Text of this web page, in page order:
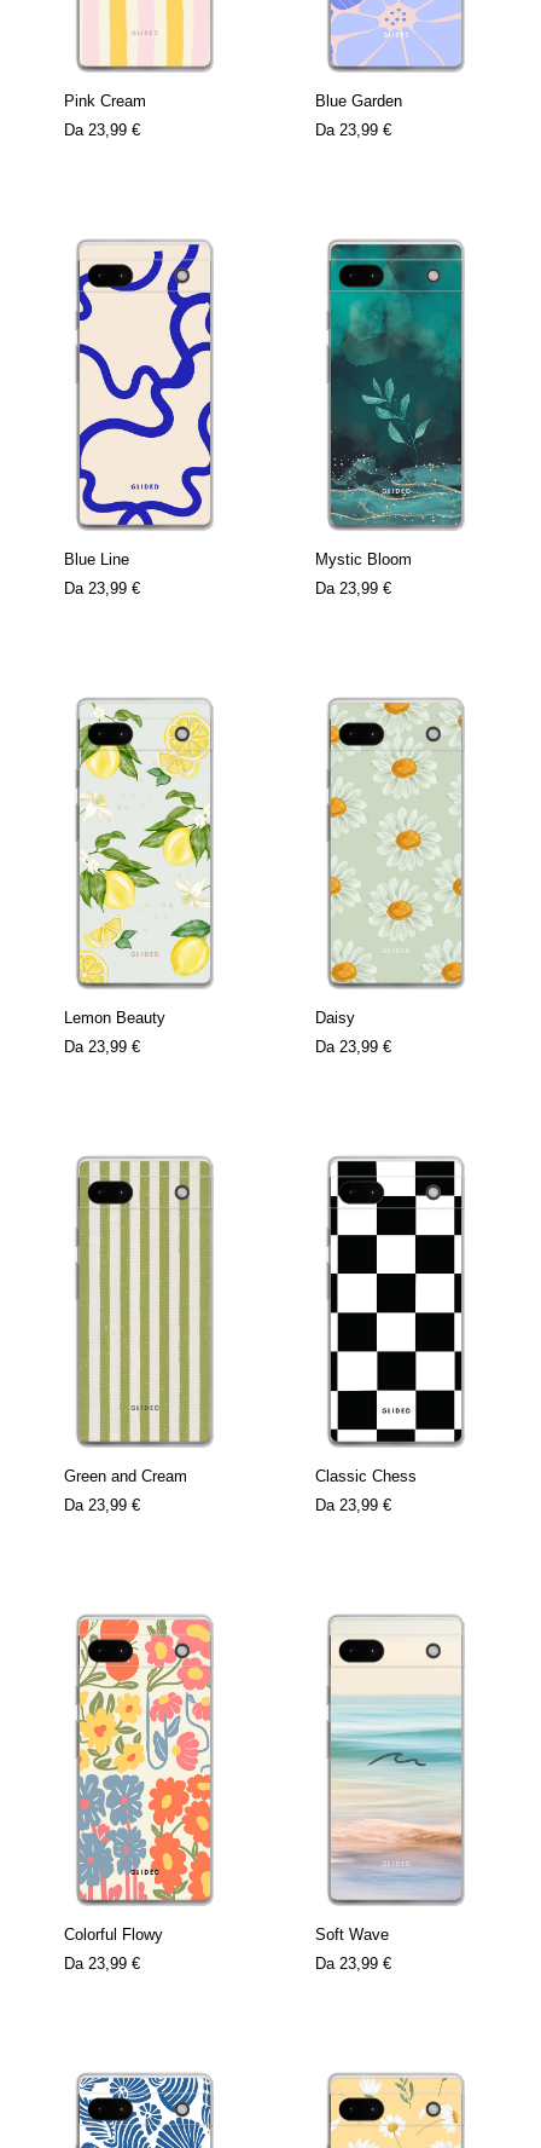
Pink Cream
Da 23,99 €
Blue Garden
Da 23,99 €
Blue Line
Da 23,99 €
Mystic Bloom
Da 23,99 €
Lemon Beauty
Da 23,99 €
Daisy
Da 23,99 €
Green and Cream
Da 23,99 €
Classic Chess
Da 23,99 €
Colorful Flowy
Da 23,99 €
Soft Wave
Da 23,99 €